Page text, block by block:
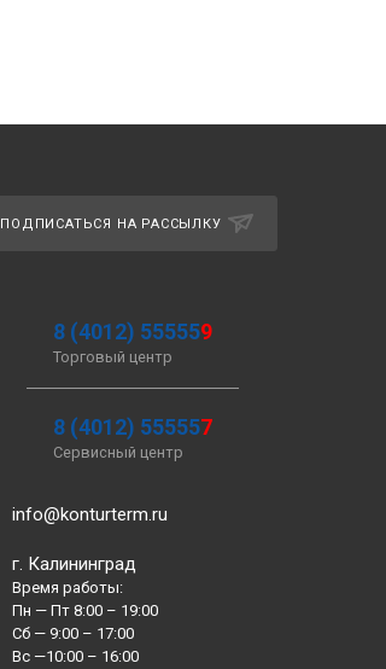
ПОДПИСАТЬСЯ НА РАССЫЛКУ
8 (4012) 555559
Торговый центр
8 (4012) 555557
Сервисный центр
info@konturterm.ru
г. Калининград
Время работы:
Пн — Пт 8:00 – 19:00
Сб — 9:00 – 17:00
Вс —10:00 – 16:00